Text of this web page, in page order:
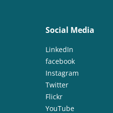
Social Media
LinkedIn
facebook
Instagram
Twitter
Flickr
YouTube